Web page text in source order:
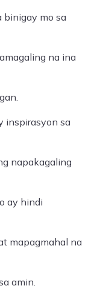
binigay mo sa
na ina
inspirasyon sa
napakagaling
ay hindi
mapagmahal na
amin.